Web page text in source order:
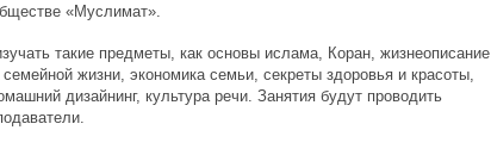
«Муслимат».
такие предметы, как основы ислама, Коран, жизнеописание
жизни, экономика семьи, секреты здоровья и красоты,
дизайнинг, культура речи. Занятия будут проводить